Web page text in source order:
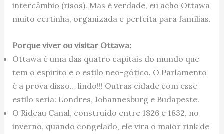
intercâmbio (risos). Mas é verdade, eu acho Ottawa
muito certinha, organizada e perfeita para famílias.
Porque viver ou visitar Ottawa:
Ottawa é uma das quatro capitais do mundo que
tem o espirito e o estilo neo-gótico. O Parlamento
é a prova disso… lindo!!! Outras cidade com esse
estilo seria: Londres, Johannesburg e Budapeste.
O Rideau Canal, construído entre 1826 e 1832, no
inverno, quando congelado, ele vira o maior rink de